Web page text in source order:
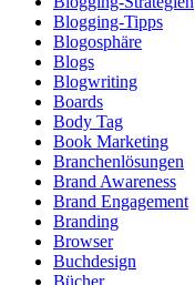
Blogging-Tipps
Blogosphäre
Blogs
Blogwriting
Boards
Body Tag
Book Marketing
Branchenlösungen
Brand Awareness
Brand Engagement
Branding
Browser
Buchdesign